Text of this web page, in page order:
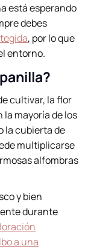
está esperando
debes
, por lo que
entorno.
cultivar, la flor
mayoría de los
la cubierta de
multiplicarse
alfombras
y bien
durante
a una